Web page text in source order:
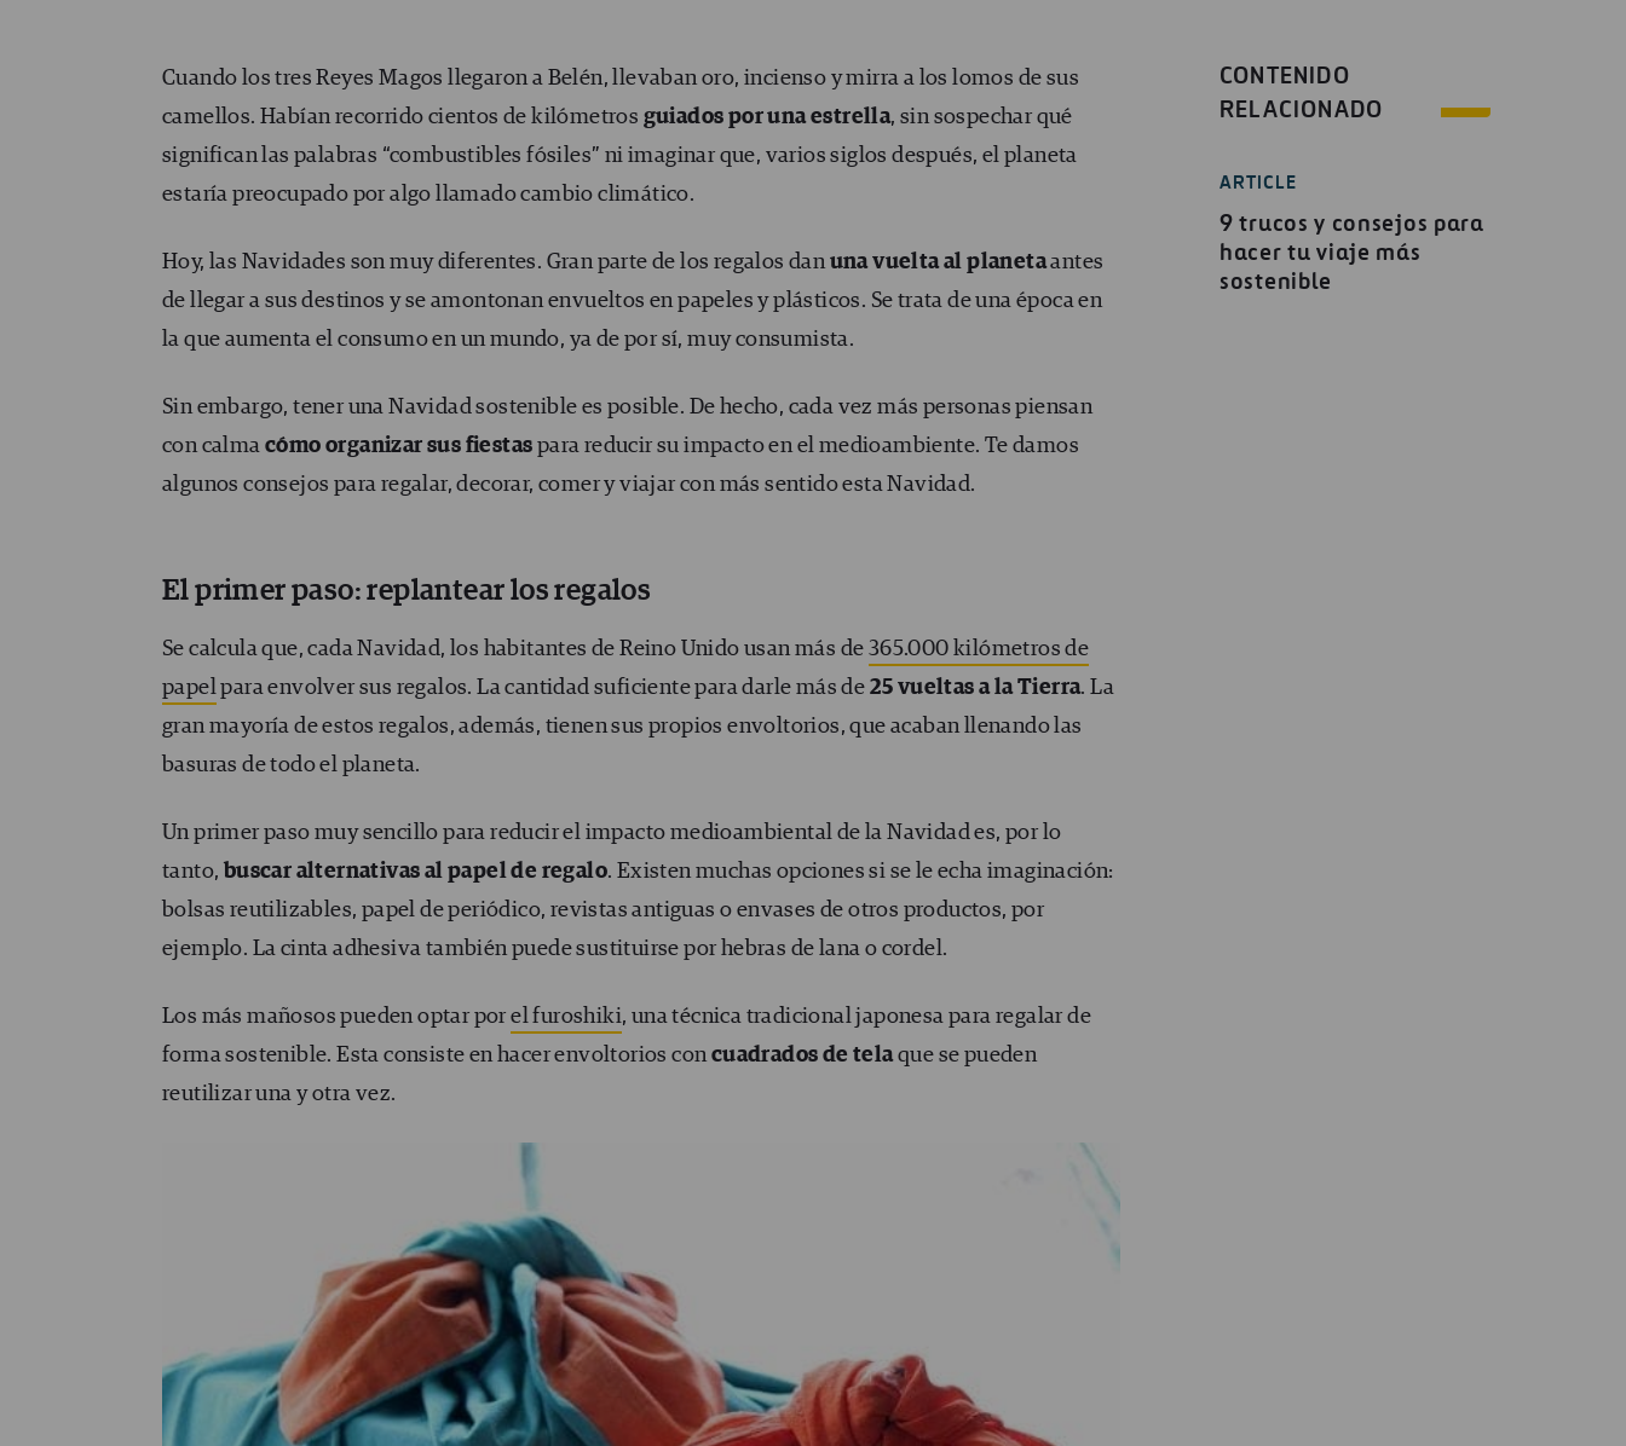
Cuando los tres Reyes Magos llegaron a Belén, llevaban oro, incienso y mirra a los lomos de sus
camellos. Habían recorrido cientos de kilómetros guiados por una estrella, sin sospechar qué
significan las palabras “combustibles fósiles” ni imaginar que, varios siglos después, el planeta
estaría preocupado por algo llamado cambio climático.
Hoy, las Navidades son muy diferentes. Gran parte de los regalos danuna vuelta al planetaantes
de llegar a sus destinos y se amontonan envueltos en papeles y plásticos. Se trata de una época en
la que aumenta el consumo en un mundo, ya de por sí, muy consumista.
Sin embargo, tener una Navidad sostenible es posible. De hecho, cada vez más personas piensan
con calmacómo organizar sus fiestas para reducir su impacto en el medioambiente. Te damos
algunos consejos para regalar, decorar, comer y viajar con más sentido esta Navidad.
El primer paso: replantear los regalos
Se calcula que, cada Navidad, los habitantes de Reino Unido usan más de 365.000 kilómetros de
papelpara envolver sus regalos. La cantidad suficiente para darle más de 25 vueltas a la Tierra. La
gran mayoría de estos regalos, además, tienen sus propios envoltorios, que acaban llenando las
basuras de todo el planeta.
Un primer paso muy sencillo para reducir el impacto medioambiental de la Navidad es, por lo
tanto, buscar alternativas al papel de regalo. Existen muchas opciones si se le echa imaginación:
bolsas reutilizables, papel de periódico, revistas antiguas o envases de otros productos, por
ejemplo. La cinta adhesiva también puede sustituirse por hebras de lana o cordel.
Los más mañosos pueden optar porel furoshiki, una técnica tradicional japonesa para regalar de
forma sostenible. Esta consiste en hacer envoltorios concuadrados de telaque se pueden
reutilizar una y otra vez.
CONTENIDO
RELACIONADO
ARTICLE
9 trucos y consejos para
hacer tu viaje más
sostenible